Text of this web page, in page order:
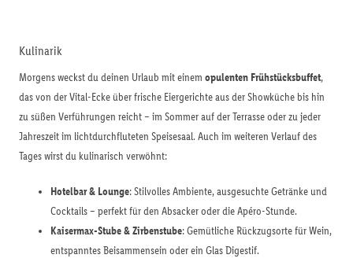
Kulinarik
Morgens weckst du deinen Urlaub mit einem opulenten Frühstücksbuffet,
das von der Vital-Ecke über frische Eiergerichte aus der Showküche bis hin
zu süßen Verführungen reicht – im Sommer auf der Terrasse oder zu jeder
Jahreszeit im lichtdurchfluteten Speisesaal. Auch im weiteren Verlauf des
Tages wirst du kulinarisch verwöhnt:
Hotelbar & Lounge: Stilvolles Ambiente, ausgesuchte Getränke und
Cocktails – perfekt für den Absacker oder die Apéro-Stunde.
Kaisermax-Stube & Zirbenstube: Gemütliche Rückzugsorte für Wein,
entspanntes Beisammensein oder ein Glas Digestif.